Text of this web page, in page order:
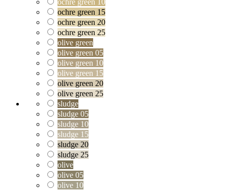
ochre green 15
ochre green 20
ochre green 25
olive green
olive green 05
olive green 10
olive green 15
olive green 20
olive green 25
sludge
sludge 05
sludge 10
sludge 15
sludge 20
sludge 25
olive
olive 05
olive 10